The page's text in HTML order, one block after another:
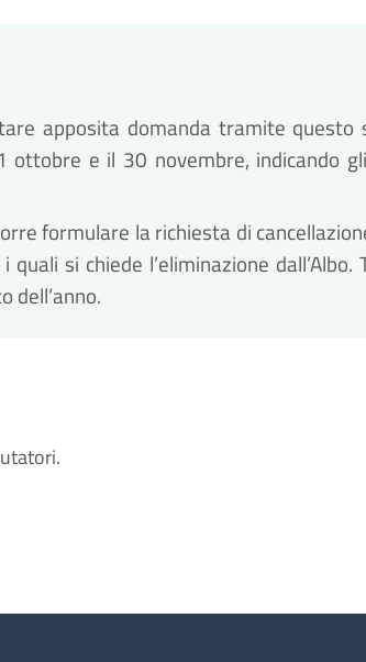
apposita domanda tramite questo
e il 30 novembre, indicando
formulare la richiesta di
si chiede l’eliminazione dall’Albo.
dell’anno.